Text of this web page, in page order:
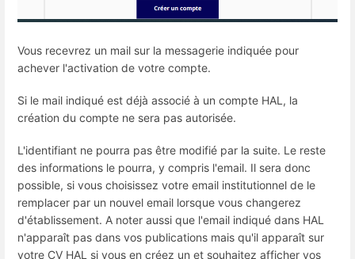
Vous recevrez un mail sur la messagerie indiquée pour
achever l'activation de votre compte.
Si le mail indiqué est déjà associé à un compte HAL, la
création du compte ne sera pas autorisée.
L'identifiant ne pourra pas être modifié par la suite. Le reste
des informations le pourra, y compris l'email. Il sera donc
possible, si vous choisissez votre email institutionnel de le
remplacer par un nouvel email lorsque vous changerez
d'établissement. A noter aussi que l'email indiqué dans HAL
n'apparaît pas dans vos publications mais qu'il apparaît sur
votre CV HAL si vous en créez un et souhaitez afficher vos